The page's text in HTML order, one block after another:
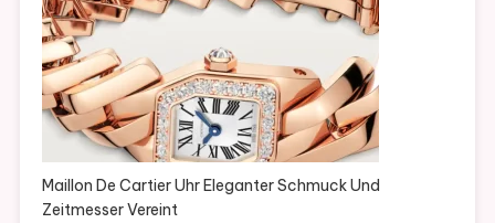
Maillon De Cartier Uhr Eleganter Schmuck Und
Zeitmesser Vereint